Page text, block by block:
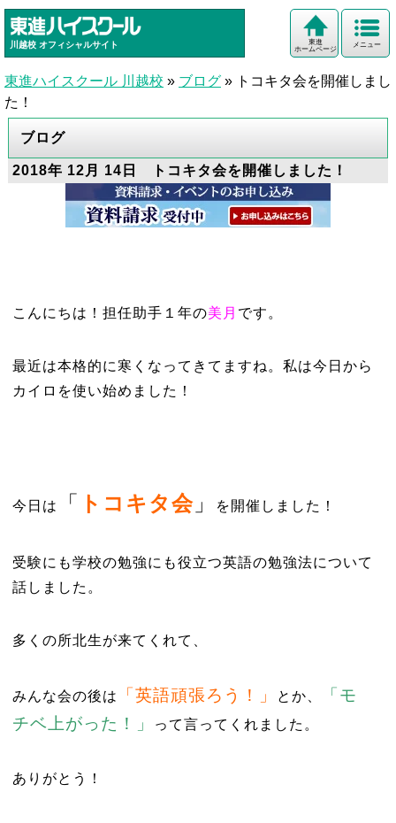
川越校 オフィシャルサイト メニュー
東進
ホームページ
東進ハイスクール 川越校 » ブログ » トコキタ会を開催しまし
た！
ブログ
2018年 12月 14日 トコキタ会を開催しました！
こんにちは！担任助手１年の美月 です。
最近は本格的に寒くなってきてますね。私は今日から
カイロを使い始めました！
今日は 「 トコキタ会」 を開催しました！
受験にも学校の勉強にも役立つ英語の勉強法について
話しました。
多くの所北生が来てくれて、
みんな会の後は 「英語頑張ろう！」 とか
「モ
チベ上がった！」
って言ってくれました。
ありがとう！